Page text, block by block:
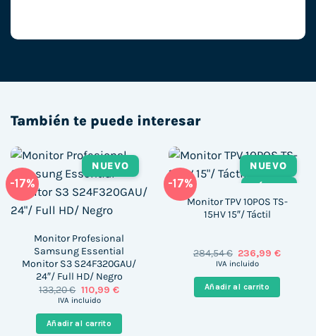
También te puede interesar
-17%
NUEVO
Monitor Profesional
Samsung Essential
Monitor S3 S24F320GAU/
24″/ Full HD/ Negro
133,20€ El
precio
era:
133,20 €.
110,99 €El
es:
IVA incluido
Añadir al carrito
-17%
NUEVO
Monitor TPV 10POS TS-
15HV 15″/ Táctil
284,54€ El
precio
era:
284,54 €.
236,99€El
IVA incluido
Añadir al carrito